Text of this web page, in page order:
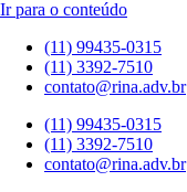
Ir para o conteúdo
(11) 99435-0315
(11) 3392-7510
contato@rina.adv.br
(11) 99435-0315
(11) 3392-7510
contato@rina.adv.br